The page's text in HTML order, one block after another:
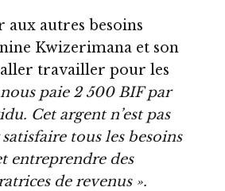
aux autres besoins
Kwizerimana et son
travailler pour les
paie 2 500 BIF par
Cet argent n’est pas
tous les besoins
entreprendre des
de revenus ».